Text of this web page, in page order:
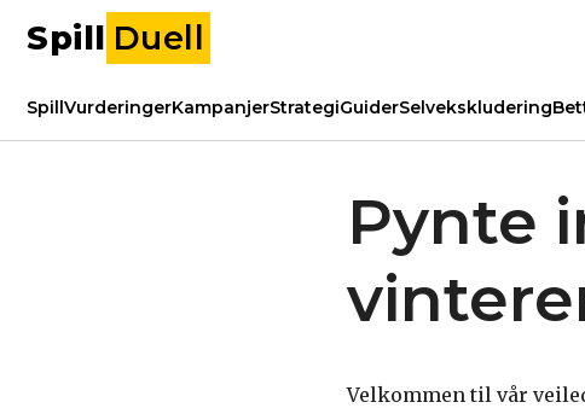
Spill Duell
SpillVurderingerKampanjerStrategiGuiderSelvekskludering
Pynte
Velkommen til vår